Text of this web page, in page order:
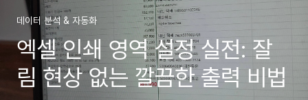
데이터 분석 & 자동화
엑셀 인쇄 영역 설정 실전: 잘
림 현상 없는 깔끔한 출력 비법